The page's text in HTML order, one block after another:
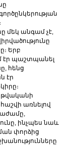
մեկ անգամ չէ,
Երբ
էր պաշտպանել
հենց
էր
թվականի
առնելով
ինչպես նաև
փորձից